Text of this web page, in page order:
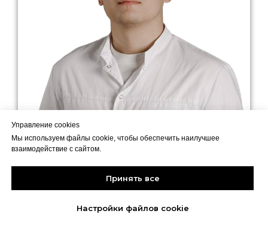
Управление cookies
Мы используем файлы cookie, чтобы обеспечить наилучшее
взаимодействие с сайтом.
Принять все
Настройки файлов cookie